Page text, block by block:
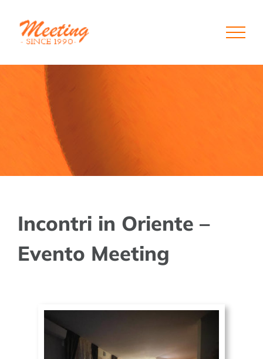
Incontri in Oriente –
Evento Meeting